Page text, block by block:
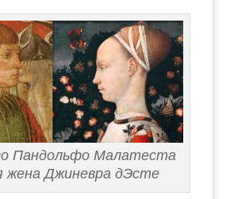
Пандольфо Малатеста
жена Джиневра дЭсте